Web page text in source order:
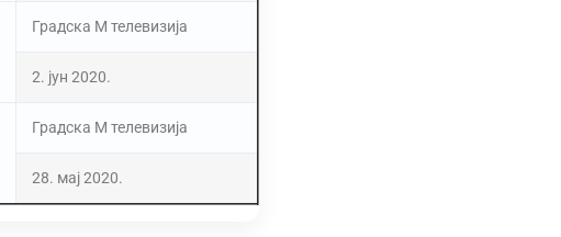
Градска М телевизија
2. јун 2020.
Градска М телевизија
28. мај 2020.